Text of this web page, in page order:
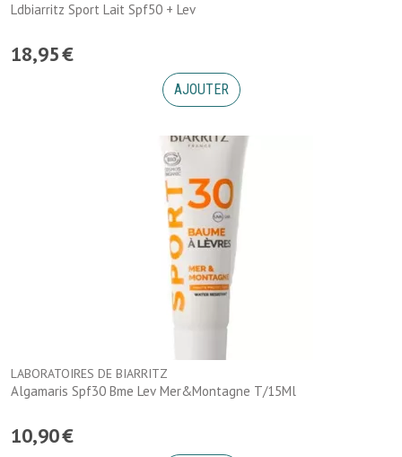
Ldbiarritz Sport Lait Spf50 + Lev
18,95€
AJOUTER
LABORATOIRES DE BIARRITZ
Algamaris Spf30 Bme Lev Mer&Montagne T/15Ml
10,90€